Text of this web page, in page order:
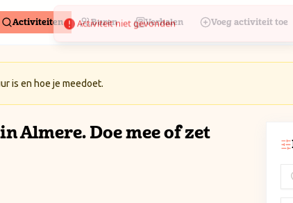
Activiteiten Buren Verhalen Voeg activiteit toe
is en hoe je meedoet.
Almere. Doe mee of zet